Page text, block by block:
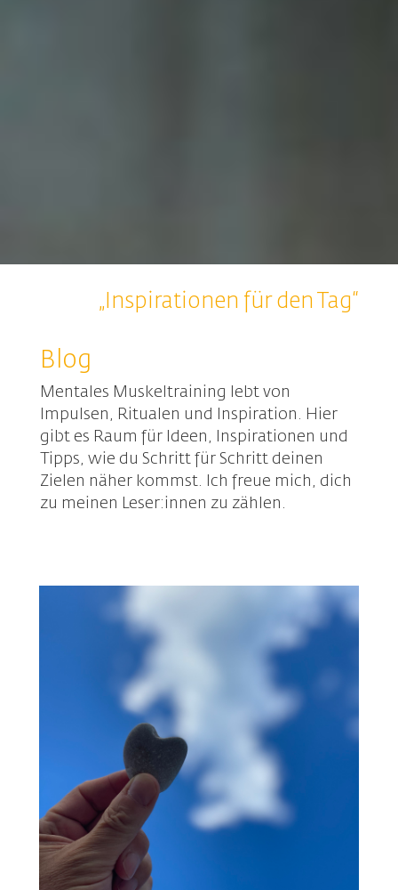
„Inspirationen für den Tag“
Blog
Mentales Muskeltraining lebt von
Impulsen, Ritualen und Inspiration. Hier
gibt es Raum für Ideen, Inspirationen und
Tipps, wie du Schritt für Schritt deinen
Zielen näher kommst. Ich freue mich, dich
zu meinen Leser:innen zu zählen.